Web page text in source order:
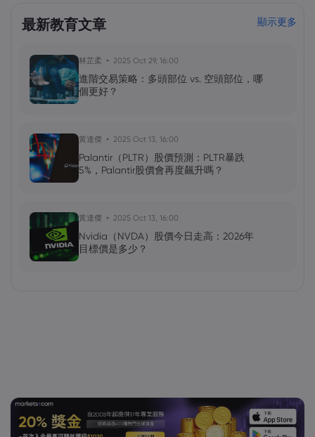
最新教育文章 顯示更多
林芷柔 2025 Oct 29, 16:00
進階交易策略：多頭部位 vs. 空頭部位，哪
個更好？
黃達傑 2025 Oct 13, 16:00
Palantir（PLTR）股價預測：PLTR暴跌
5%，Palantir股價會再度飆升嗎？
黃達傑 2025 Oct 13, 16:00
Nvidia（NVDA）股價今日走高：2026年
目標價是多少？